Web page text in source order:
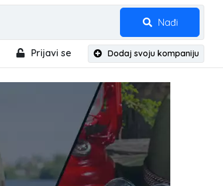
Nađi
Prijavi se Dodaj svoju kompaniju